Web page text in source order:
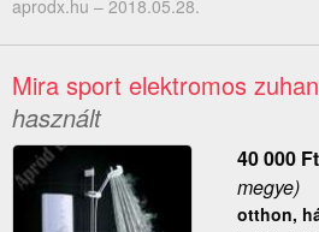
aprodx.hu – 2018.05.28.
Mira sport elektromos
használt
40 000 Ft
megye)
otthon,